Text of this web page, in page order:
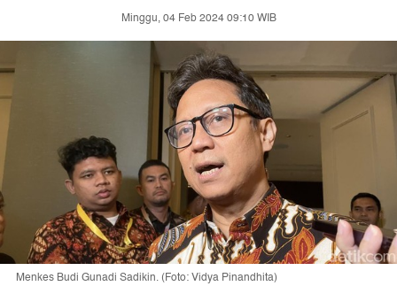
Minggu, 04 Feb 2024 09:10 WIB
Menkes Budi Gunadi Sadikin. (Foto: Vidya Pinandhita)